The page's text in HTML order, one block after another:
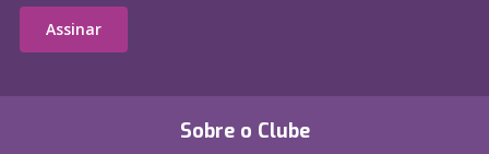
Sobre o Clube
Assinar